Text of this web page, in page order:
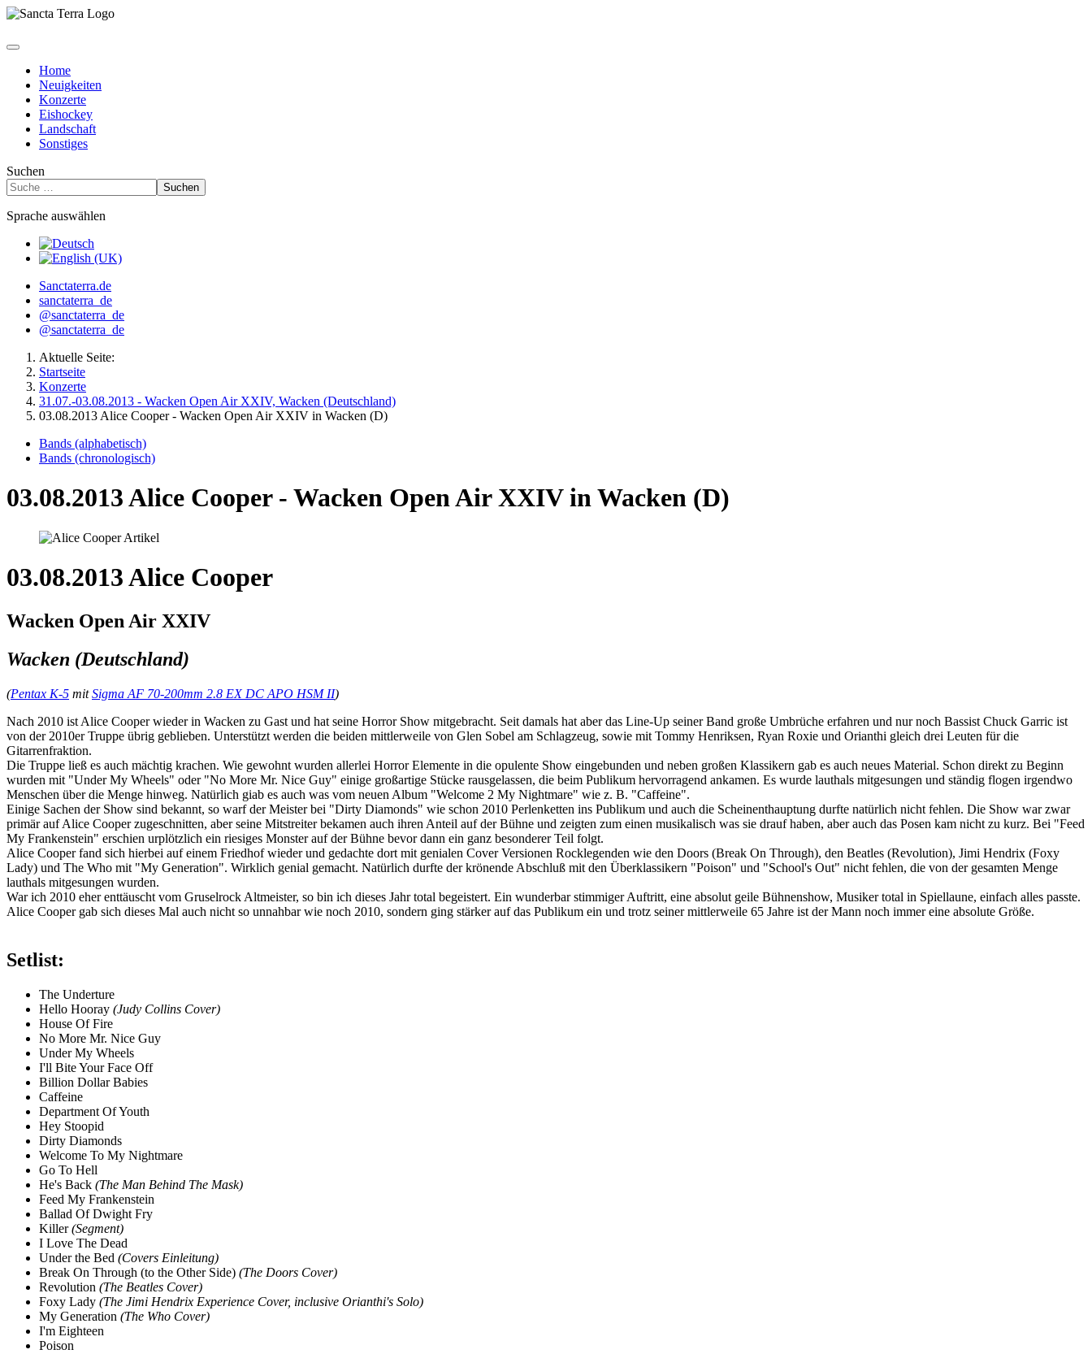
Home
Neuigkeiten
Konzerte
Eishockey
Landschaft
Sonstiges
Suchen
Suchen
Sprache auswählen
Sanctaterra.de
sanctaterra_de
@sanctaterra_de
@sanctaterra_de
Aktuelle Seite:
Startseite
Konzerte
31.07.-03.08.2013 - Wacken Open Air XXIV, Wacken (Deutschland)
03.08.2013 Alice Cooper - Wacken Open Air XXIV in Wacken (D)
Bands (alphabetisch)
Bands (chronologisch)
03.08.2013 Alice Cooper - Wacken Open Air XXIV in Wacken (D)
03.08.2013 Alice Cooper
Wacken Open Air XXIV
Wacken (Deutschland)
(Pentax K-5 mitSigma AF 70-200mm 2.8 EX DC APO HSM II)
Nach 2010 ist Alice Cooper wieder in Wacken zu Gast und hat seine Horror Show mitgebracht. Seit damals hat aber das Line-Up seiner Band große Umbrüche erfahren und nur noch Bassist Chuck Garric ist
von der 2010er Truppe übrig geblieben. Unterstützt werden die beiden mittlerweile von Glen Sobel am Schlagzeug, sowie mit Tommy Henriksen, Ryan Roxie und Orianthi gleich drei Leuten für die
Gitarrenfraktion.
Die Truppe ließ es auch mächtig krachen. Wie gewohnt wurden allerlei Horror Elemente in die opulente Show eingebunden und neben großen Klassikern gab es auch neues Material. Schon direkt zu Beginn
wurden mit "Under My Wheels" oder "No More Mr. Nice Guy" einige großartige Stücke rausgelassen, die beim Publikum hervorragend ankamen. Es wurde lauthals mitgesungen und ständig flogen irgendwo
Menschen über die Menge hinweg. Natürlich giab es auch was vom neuen Album "Welcome 2 My Nightmare" wie z. B. "Caffeine".
Einige Sachen der Show sind bekannt, so warf der Meister bei "Dirty Diamonds" wie schon 2010 Perlenketten ins Publikum und auch die Scheinenthauptung durfte natürlich nicht fehlen. Die Show war zwar
primär auf Alice Cooper zugeschnitten, aber seine Mitstreiter bekamen auch ihren Anteil auf der Bühne und zeigten zum einen musikalisch was sie drauf haben, aber auch das Posen kam nicht zu kurz. Bei "Feed
My Frankenstein" erschien urplötzlich ein riesiges Monster auf der Bühne bevor dann ein ganz besonderer Teil folgt.
Alice Cooper fand sich hierbei auf einem Friedhof wieder und gedachte dort mit genialen Cover Versionen Rocklegenden wie den Doors (Break On Through), den Beatles (Revolution), Jimi Hendrix (Foxy
Lady) und The Who mit "My Generation". Wirklich genial gemacht. Natürlich durfte der krönende Abschluß mit den Überklassikern "Poison" und "School's Out" nicht fehlen, die von der gesamten Menge
lauthals mitgesungen wurden.
War ich 2010 eher enttäuscht vom Gruselrock Altmeister, so bin ich dieses Jahr total begeistert. Ein wunderbar stimmiger Auftritt, eine absolut geile Bühnenshow, Musiker total in Spiellaune, einfach alles passte.
Alice Cooper gab sich dieses Mal auch nicht so unnahbar wie noch 2010, sondern ging stärker auf das Publikum ein und trotz seiner mittlerweile 65 Jahre ist der Mann noch immer eine absolute Größe.
Setlist:
The Underture
Hello Hooray (Judy Collins Cover)
House Of Fire
No More Mr. Nice Guy
Under My Wheels
I'll Bite Your Face Off
Billion Dollar Babies
Caffeine
Department Of Youth
Hey Stoopid
Dirty Diamonds
Welcome To My Nightmare
Go To Hell
He's Back (The Man Behind The Mask)
Feed My Frankenstein
Ballad Of Dwight Fry
Killer(Segment)
I Love The Dead
Under the Bed (Covers Einleitung)
Break On Through (to the Other Side) (The Doors Cover)
Revolution (The Beatles Cover)
Foxy Lady (The Jimi Hendrix Experience Cover, inclusive Orianthi's Solo)
My Generation (The Who Cover)
I'm Eighteen
Poison